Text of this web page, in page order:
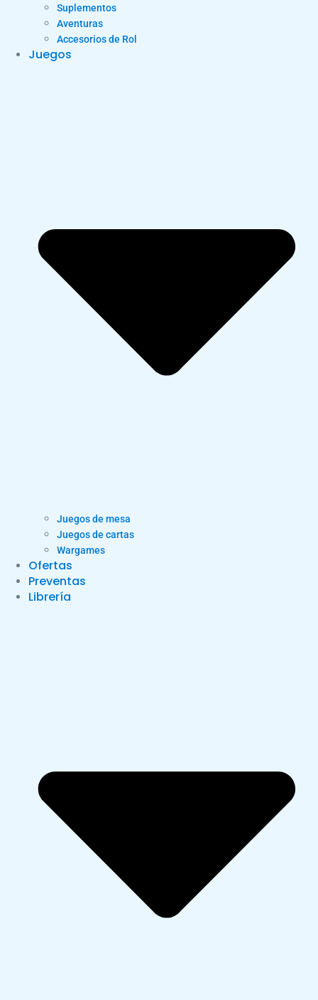
Suplementos
Aventuras
Accesorios de Rol
Juegos
Juegos de mesa
Juegos de cartas
Wargames
Ofertas
Preventas
Librería